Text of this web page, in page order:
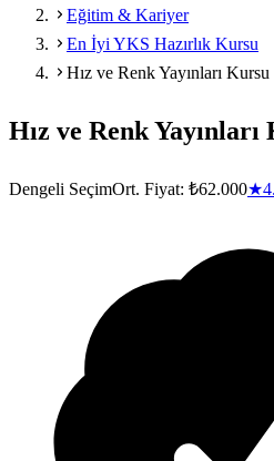
Eğitim & Kariyer
En İyi YKS Hazırlık Kursu
Hız ve Renk Yayınları Kursu
Hız ve Renk Yayınları
Dengeli SeçimOrt. Fiyat: ₺62.000★